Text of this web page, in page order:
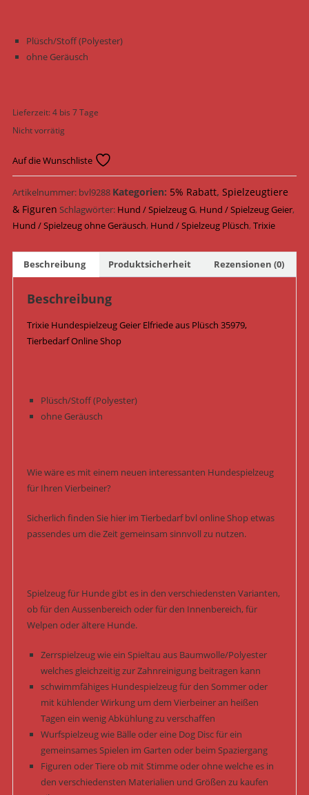
Plüsch/Stoff (Polyester)
ohne Geräusch
Lieferzeit:4 bis 7 Tage
Nicht vorrätig
Auf die Wunschliste
Artikelnummer: bvl9288 Kategorien: 5% Rabatt, Spielzeugtiere
& Figuren Schlagwörter: Hund / Spielzeug G, Hund / Spielzeug Geier,
Hund / Spielzeug ohne Geräusch, Hund / Spielzeug Plüsch,Trixie
Beschreibung Produktsicherheit Rezensionen (0)
Beschreibung
Trixie Hundespielzeug Geier Elfriede aus Plüsch 35979,
Tierbedarf Online Shop
Plüsch/Stoff (Polyester)
ohne Geräusch
Wie wäre es mit einem neuen interessanten Hundespielzeug
für Ihren Vierbeiner?
Sicherlich finden Sie hier im Tierbedarf bvl online Shop etwas
passendes um die Zeit gemeinsam sinnvoll zu nutzen.
Spielzeug für Hunde gibt es in den verschiedensten Varianten,
ob für den Aussenbereich oder für den Innenbereich, für
Welpen oder ältere Hunde.
Zerrspielzeug wie ein Spieltau aus Baumwolle/Polyester
welches gleichzeitig zur Zahnreinigung beitragen kann
schwimmfähiges Hundespielzeug für den Sommer oder
mit kühlender Wirkung um dem Vierbeiner an heißen
Tagen ein wenig Abkühlung zu verschaffen
Wurfspielzeug wie Bälle oder eine Dog Disc für ein
gemeinsames Spielen im Garten oder beim Spaziergang
Figuren oder Tiere ob mit Stimme oder ohne welche es in
den verschiedensten Materialien und Größen zu kaufen